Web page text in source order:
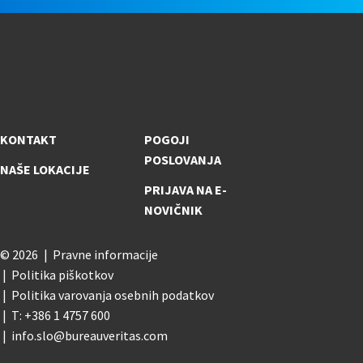
KONTAKT
NAŠE LOKACIJE
POGOJI
POSLOVANJA
PRIJAVA NA E-
NOVIČNIK
© 2026
Pravne informacije
Politika piškotkov
Politika varovanja osebnih podatkov
T: +386 1 4757 600
info.slo@bureauveritas.com